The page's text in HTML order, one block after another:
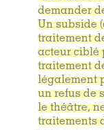
demander
Un subside
traitement
acteur ciblé
traitement
légalement
un refus de
le théâtre,
traitements